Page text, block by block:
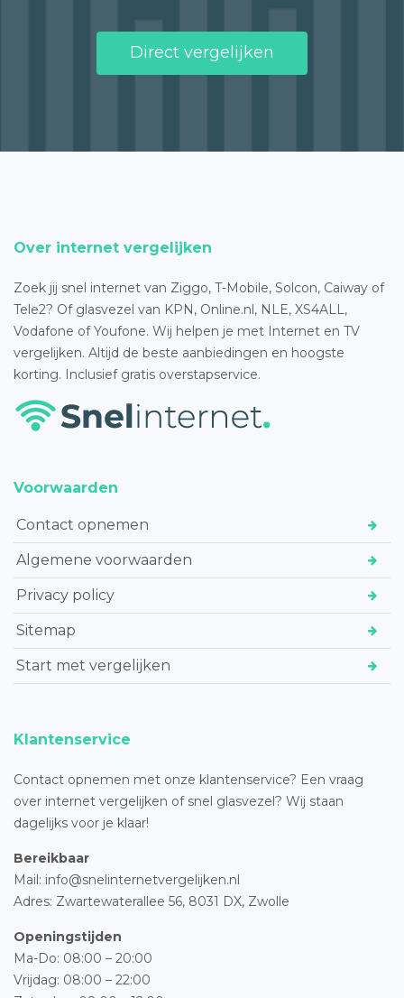
Direct vergelijken
Over internet vergelijken
Zoek jij snel internet van Ziggo, T-Mobile, Solcon, Caiway of
Tele2? Of glasvezel van KPN, Online.nl, NLE, XS4ALL,
Vodafone of Youfone. Wij helpen je met Internet en TV
vergelijken. Altijd de beste aanbiedingen en hoogste
korting. Inclusief gratis overstapservice.
Voorwaarden
Contact opnemen
Algemene voorwaarden
Privacy policy
Sitemap
Start met vergelijken
Klantenservice
Contact opnemen met onze klantenservice? Een vraag
over internet vergelijken of snel glasvezel? Wij staan
dagelijks voor je klaar!
Bereikbaar
Mail: info@snelinternetvergelijken.nl
Adres: Zwartewaterallee 56, 8031 DX, Zwolle
Openingstijden
Ma-Do: 08:00 – 20:00
Vrijdag: 08:00 – 22:00